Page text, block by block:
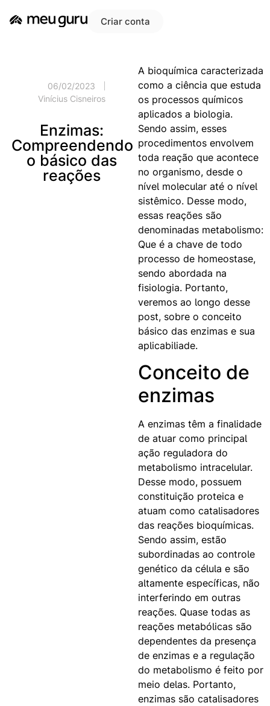
Criar conta
06/02/2023
Vinícius Cisneiros
Enzimas:
Compreendendo
o básico das
reações
A bioquímica caracterizada
como a ciência que estuda
os processos químicos
aplicados a biologia.
Sendo assim, esses
procedimentos envolvem
toda reação que acontece
no organismo, desde o
nível molecular até o nível
sistêmico. Desse modo,
essas reações são
denominadas metabolismo:
Que é a chave de todo
processo de homeostase,
sendo abordada na
fisiologia. Portanto,
veremos ao longo desse
post, sobre o conceito
básico das enzimas e sua
aplicabiliade.
Conceito de
enzimas
A enzimas têm a finalidade
de atuar como principal
ação reguladora do
metabolismo intracelular.
Desse modo, possuem
constituição proteica e
atuam como catalisadores
das reações bioquímicas.
Sendo assim, estão
subordinadas ao controle
genético da célula e são
altamente específicas, não
interferindo em outras
reações. Quase todas as
reações metabólicas são
dependentes da presença
de enzimas e a regulação
do metabolismo é feito por
meio delas. Portanto,
enzimas são catalisadores